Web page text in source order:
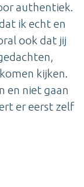
authentiek.
ik echt en
ook dat jij
kijken.
en niet gaan
er eerst zelf